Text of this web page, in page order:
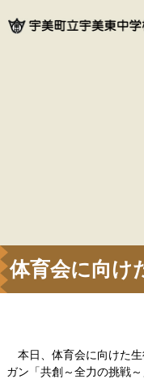
体育会に向け
本日、体育会に向けた生
ガン「共創～全力の挑戦